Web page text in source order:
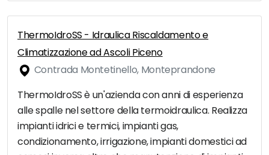
ThermoIdroSS - Idraulica Riscaldamento e
Climatizzazione ad Ascoli Piceno
Contrada Montetinello, Monteprandone
ThermoIdroSS è un'azienda con anni di esperienza
alle spalle nel settore della termoidraulica. Realizza
impianti idrici e termici, impianti gas,
condizionamento, irrigazione, impianti domestici ad